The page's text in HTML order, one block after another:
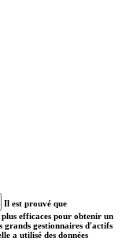
Il est prouvé que
plus efficaces pour obtenir un
gestionnaires d'actifs
a utilisé des données